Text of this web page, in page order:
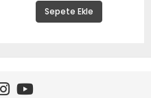
Sepete Ekle